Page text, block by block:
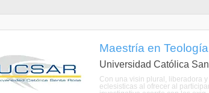
Maestría en
Universidad Católica
Con una visin plural, liberadora
eclesisticas al ofrecer al